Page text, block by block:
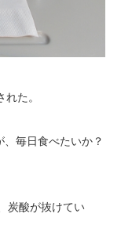
た。
毎日食べたいか？
炭酸が抜けてい